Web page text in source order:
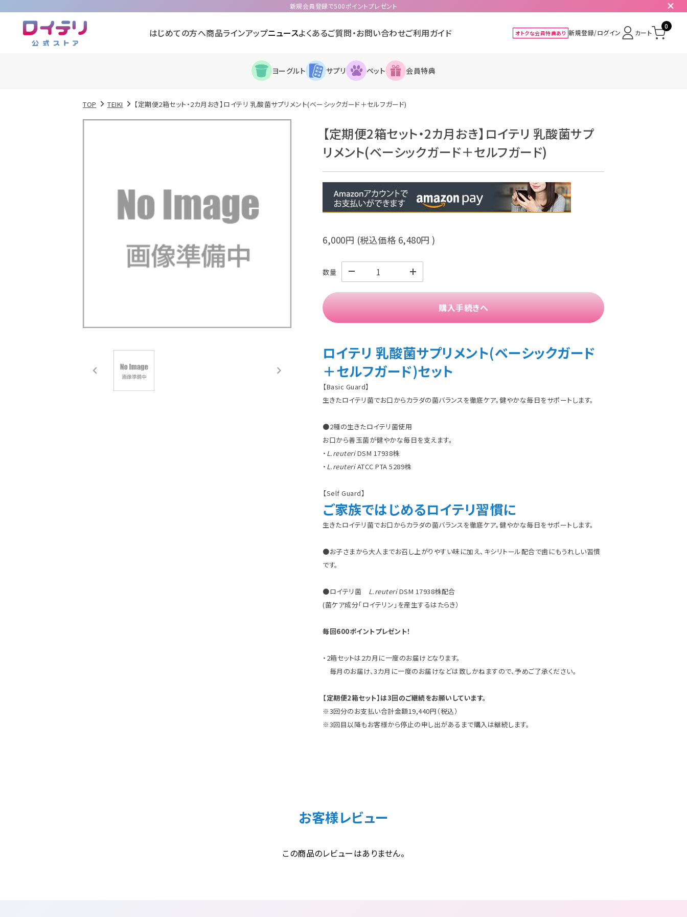
新規会員登録で500ポイントプレゼント
はじめての方へ商品ラインアップニュースよくあるご質問・お問い合わせご利用ガイド オトクな会員特典あり 新規登録/ログイン カート
0
ヨーグルト サプリ ペット 会員特典
TOP TEIKI 【定期便2箱セット・2カ月おき】ロイテリ 乳酸菌サプリメント(ベーシックガード＋セルフガード)
【定期便2箱セット・2カ月おき】ロイテリ 乳酸菌サプ
リメント(ベーシックガード＋セルフガード)
6,000円 (税込価格 6,480円 )
数量
購入手続きへ
ロイテリ 乳酸菌サプリメント(ベーシックガード
＋セルフガード)セット
【Basic Guard】
生きたロイテリ菌でお口からカラダの菌バランスを徹底ケア。健やかな毎日をサポートします。
●2種の生きたロイテリ菌使用
お口から善玉菌が健やかな毎日を支えます。
・ L.reuteriDSM 17938株
・ L.reuteriATCC PTA 5289株
【Self Guard】
ご家族ではじめるロイテリ習慣に
生きたロイテリ菌でお口からカラダの菌バランスを徹底ケア。健やかな毎日をサポートします。
●お子さまから大人までお召し上がりやすい味に加え、キシリトール配合で歯にもうれしい習慣
です。
●ロイテリ菌 L.reuteriDSM 17938株配合
(菌ケア成分「ロイテリン」を産生するはたらき）
毎回600ポイントプレゼント！
・2箱セットは2カ月に一度のお届けとなります。
毎月のお届け、3カ月に一度のお届けなどは致しかねますので、予めご了承ください。
【定期便2箱セット】は3回のご継続をお願いしています。
※3回分のお支払い合計金額19,440円（税込）
※3回目以降もお客様から停止の申し出があるまで購入は継続します。
お客様レビュー
この商品のレビューはありません。